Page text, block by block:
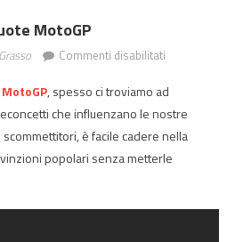
MotoGP
Commenti disabilitatisu
i
Miti
sulle
Quote
, spesso ci troviamo ad
che influenzano le nostre
è facile cadere nella
popolari senza metterle